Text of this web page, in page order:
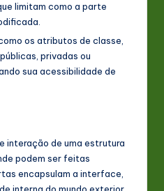
limitam como a parte
os atributos de classe,
privadas ou
sua acessibilidade de
interação de uma estrutura
podem ser feitas
encapsulam a interface,